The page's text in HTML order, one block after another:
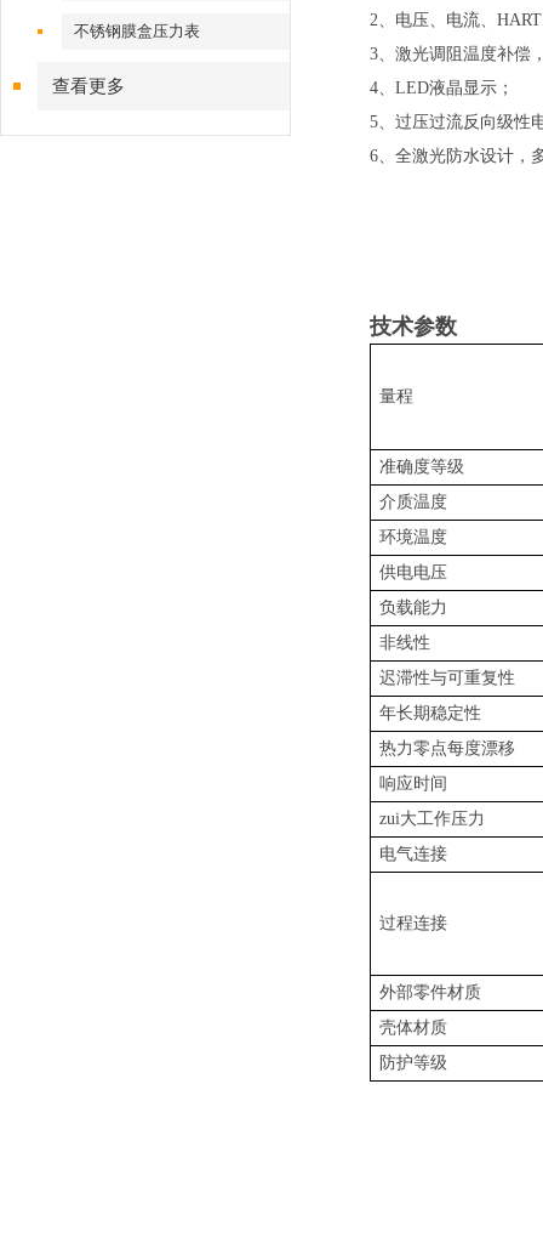
不锈钢膜盒压力表
查看更多
2、电压、电流、
3、激光调阻温度补偿
4、LED液晶显示；
5、过压过流反向级性
6、全激光防水设计，
技术参数
量程
准确度等级
介质温度
环境温度
供电电压
负载能力
非线性
迟滞性与可重复性
年长期稳定性
热力零点每度漂移
响应时间
zui大工作压力
电气连接
过程连接
外部零件材质
壳体材质
防护等级